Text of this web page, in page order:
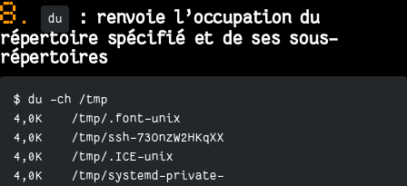
8. du
: renvoie l’occupation du
répertoire spécifié et de ses sous-
répertoires
$ du -ch /tmp
4,0K	/tmp/.font-unix
4,0K	/tmp/ssh-73OnzW2HKqXX
4,0K	/tmp/.ICE-unix
4,0K	/tmp/systemd-private-